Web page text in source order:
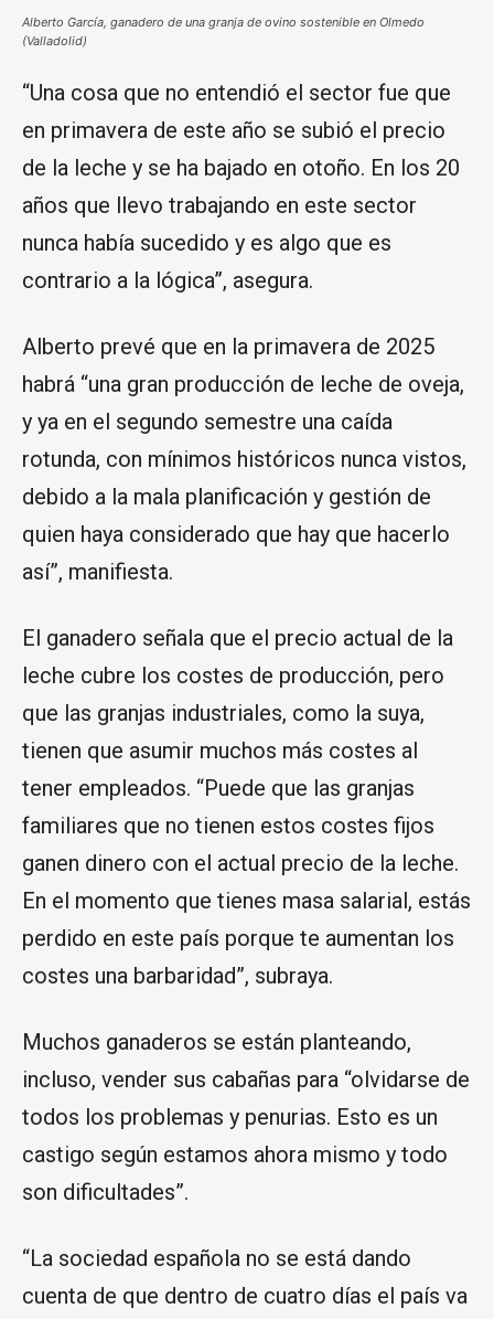
Alberto García, ganadero de una granja de ovino sostenible en Olmedo
(Valladolid)
“Una cosa que no entendió el sector fue que
en primavera de este año se subió el precio
de la leche y se ha bajado en otoño. En los 20
años que llevo trabajando en este sector
nunca había sucedido y es algo que es
contrario a la lógica”, asegura.
Alberto prevé que en la primavera de 2025
habrá “una gran producción de leche de oveja,
y ya en el segundo semestre una caída
rotunda, con mínimos históricos nunca vistos,
debido a la mala planificación y gestión de
quien haya considerado que hay que hacerlo
así”, manifiesta.
El ganadero señala que el precio actual de la
leche cubre los costes de producción, pero
que las granjas industriales, como la suya,
tienen que asumir muchos más costes al
tener empleados. “Puede que las granjas
familiares que no tienen estos costes fijos
ganen dinero con el actual precio de la leche.
En el momento que tienes masa salarial, estás
perdido en este país porque te aumentan los
costes una barbaridad”, subraya.
Muchos ganaderos se están planteando,
incluso, vender sus cabañas para “olvidarse de
todos los problemas y penurias. Esto es un
castigo según estamos ahora mismo y todo
son dificultades”.
“La sociedad española no se está dando
cuenta de que dentro de cuatro días el país va